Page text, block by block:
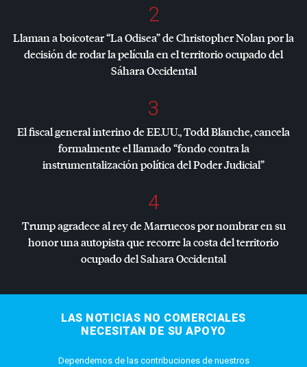
2
Llaman a boicotear “La Odisea” de Christopher Nolan por la
decisión de rodar la película en el territorio ocupado del
Sáhara Occidental
3
El fiscal general interino de EE.UU., Todd Blanche, cancela
formalmente el llamado “fondo contra la
instrumentalización política del Poder Judicial”
4
Trump agradece al rey de Marruecos por nombrar en su
honor una autopista que recorre la costa del territorio
ocupado del Sahara Occidental
LAS NOTICIAS NO COMERCIALES
NECESITAN DE SU APOYO
Dependemos de las contribuciones de nuestros